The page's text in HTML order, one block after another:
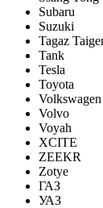
Subaru
Suzuki
Tagaz
Tank
Tesla
Toyota
Volkswagen
Volvo
Voyah
XCITE
ZEEKR
Zotye
ГАЗ
УАЗ